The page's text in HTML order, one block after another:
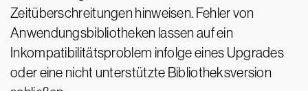
Zeitüberschreitungen hinweisen. Fehler von
Anwendungsbibliotheken lassen auf ein
Inkompatibilitätsproblem infolge eines Upgrades
oder eine nicht unterstützte Bibliotheksversion